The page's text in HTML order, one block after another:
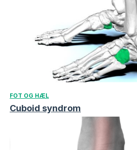
FOT OG HÆL
Cuboid syndrom